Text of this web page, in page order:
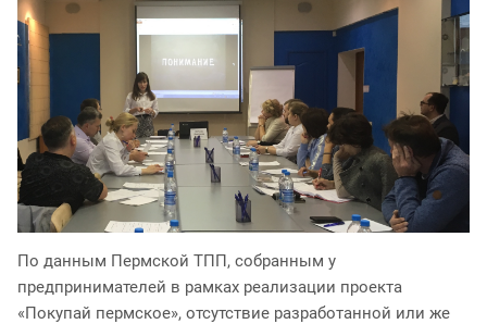
По данным Пермской ТПП, собранным у
предпринимателей в рамках реализации проекта
«Покупай пермское», отсутствие разработанной или же